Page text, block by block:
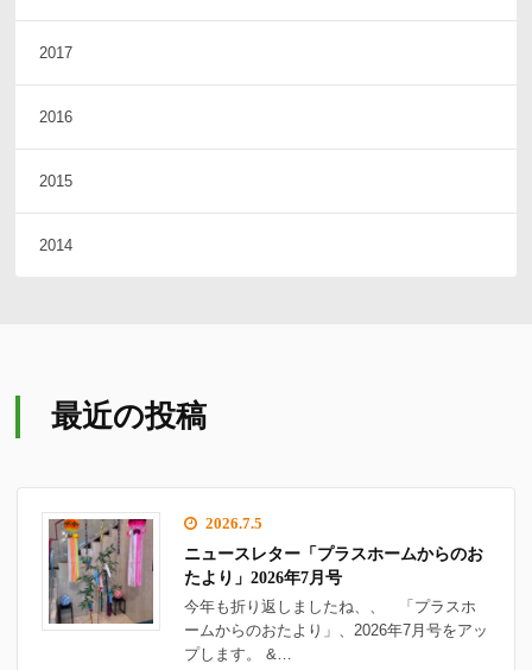
2017
2016
2015
2014
最近の投稿
2026.7.5
ニュースレター「プラスホームからのお
たより」2026年7月号
今年も折り返しましたね、、 「プラスホ
ームからのおたより」、2026年7月号をアッ
プします。 &…